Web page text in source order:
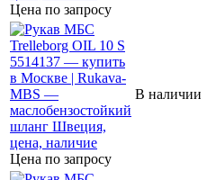
Цена по запросу
Цена по запросу
В наличии